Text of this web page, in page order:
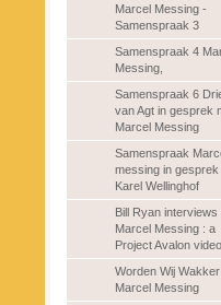
Marcel Messing -
Samenspraak 3
Samenspraak 4
Messing,
Samenspraak 6
van Agt in gesprek
Marcel Messing
Samenspraak
messing in gesprek
Karel Wellinghof
Bill Ryan interviews
Marcel Messing : a
Project Avalon video
Worden Wij Wakker
Marcel Messing